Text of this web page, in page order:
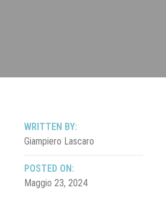
WRITTEN BY:
Giampiero Lascaro
POSTED ON:
Maggio 23, 2024